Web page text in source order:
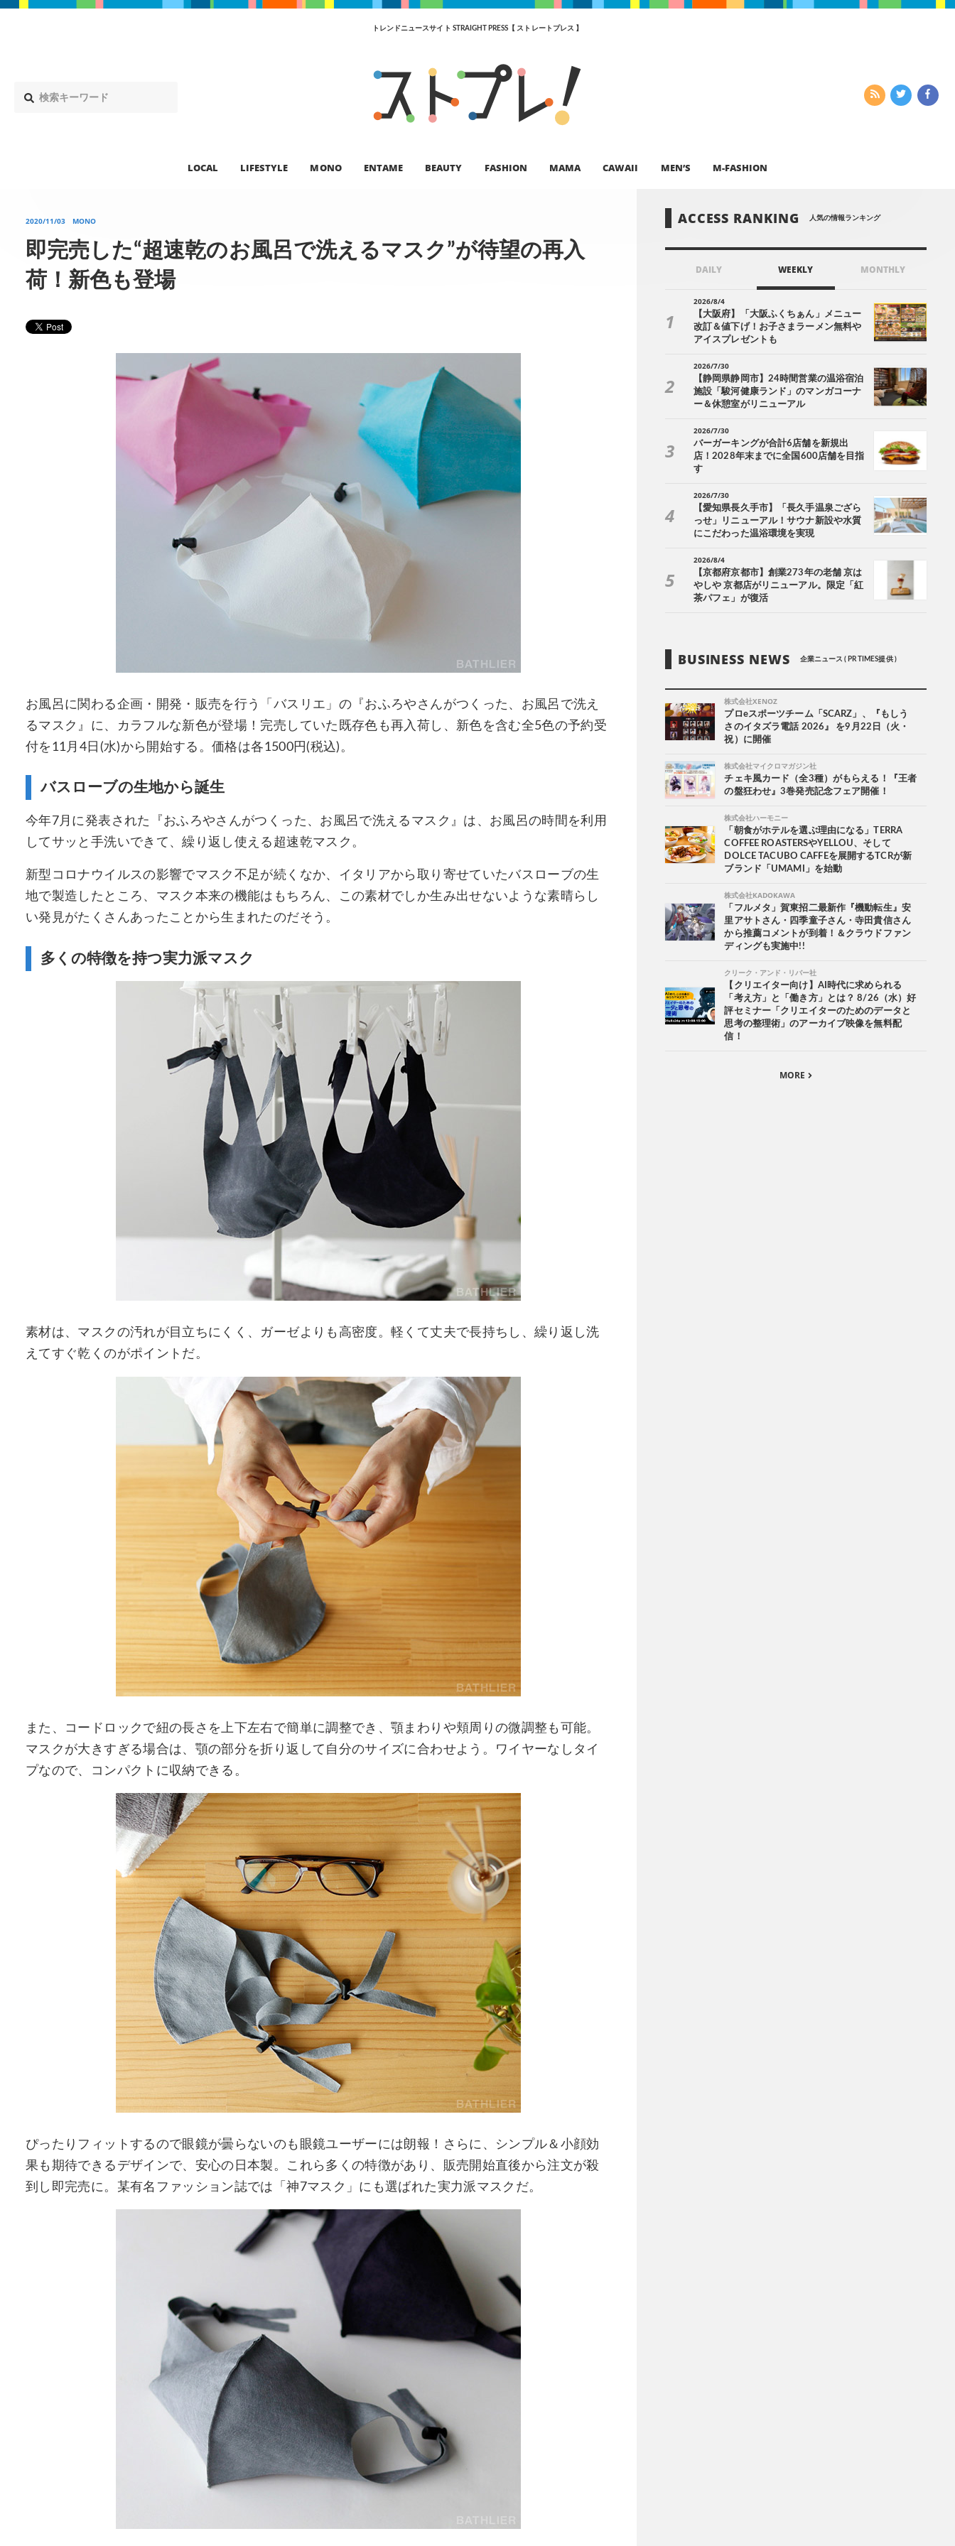
トレンドニュースサイト STRAIGHT PRESS【 ストレートプレス 】
LOCAL LIFESTYLE MONO ENTAME BEAUTY FASHION MAMA CAWAII MEN’S M-FASHION
2020/11/03 MONO
即完売した“超速乾のお風呂で洗えるマスク”が待望の再入
荷！新色も登場
お風呂に関わる企画・開発・販売を行う「バスリエ」の『おふろやさんがつくった、お風呂で洗え
るマスク』に、カラフルな新色が登場！完売していた既存色も再入荷し、新色を含む全5色の予約受
付を11月4日(水)から開始する。価格は各1500円(税込)。
バスローブの生地から誕生
今年7月に発表された『おふろやさんがつくった、お風呂で洗えるマスク』は、お風呂の時間を利用
してサッと手洗いできて、繰り返し使える超速乾マスク。
新型コロナウイルスの影響でマスク不足が続くなか、イタリアから取り寄せていたバスローブの生
地で製造したところ、マスク本来の機能はもちろん、この素材でしか生み出せないような素晴らし
い発見がたくさんあったことから生まれたのだそう。
多くの特徴を持つ実力派マスク
素材は、マスクの汚れが目立ちにくく、ガーゼよりも高密度。軽くて丈夫で長持ちし、繰り返し洗
えてすぐ乾くのがポイントだ。
また、コードロックで紐の長さを上下左右で簡単に調整でき、顎まわりや頬周りの微調整も可能。
マスクが大きすぎる場合は、顎の部分を折り返して自分のサイズに合わせよう。ワイヤーなしタイ
プなので、コンパクトに収納できる。
ぴったりフィットするので眼鏡が曇らないのも眼鏡ユーザーには朗報！さらに、シンプル＆小顔効
果も期待できるデザインで、安心の日本製。これら多くの特徴があり、販売開始直後から注文が殺
到し即完売に。某有名ファッション誌では「神7マスク」にも選ばれた実力派マスクだ。
ACCESS RANKING 人気の情報ランキング
DAILY WEEKLY MONTHLY
2026/8/4
【大阪府】「大阪ふくちぁん」メニュー
改訂＆値下げ！お子さまラーメン無料や
アイスプレゼントも
2026/7/30
【静岡県静岡市】24時間営業の温浴宿泊
施設「駿河健康ランド」のマンガコーナ
ー＆休憩室がリニューアル
2026/7/30
バーガーキングが合計6店舗を新規出
店！2028年末までに全国600店舗を目指
す
2026/7/30
【愛知県長久手市】「長久手温泉ござら
っせ」リニューアル！サウナ新設や水質
にこだわった温浴環境を実現
2026/8/4
【京都府京都市】創業273年の老舗 京は
やしや 京都店がリニューアル。限定「紅
茶パフェ」が復活
BUSINESS NEWS 企業ニュース ( PR TIMES提供 )
株式会社XENOZ
プロeスポーツチーム「SCARZ」、『もしう
さのイタズラ電話 2026』 を9月22日（火・
祝）に開催
株式会社マイクロマガジン社
チェキ風カード（全3種）がもらえる！『王者
の盤狂わせ』3巻発売記念フェア開催！
株式会社ハーモニー
「朝食がホテルを選ぶ理由になる」TERRA
COFFEE ROASTERSやYELLOU、そして
DOLCE TACUBO CAFFEを展開するTCRが新
ブランド「UMAMI」を始動
株式会社KADOKAWA
「フルメタ」賀東招二最新作『機動転生』安
里アサトさん・四季童子さん・寺田貴信さん
から推薦コメントが到着！＆クラウドファン
ディングも実施中!!
クリーク・アンド・リバー社
【クリエイター向け】AI時代に求められる
「考え方」と「働き方」とは？ 8/26（水）好
評セミナー「クリエイターのためのデータと
思考の整理術」のアーカイブ映像を無料配
信！
MORE